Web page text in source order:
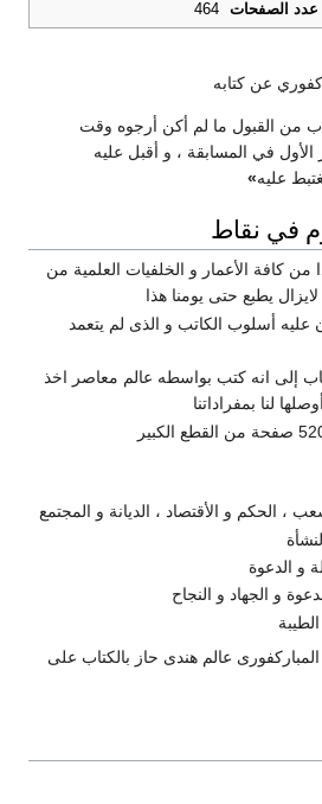
عدد الصفحات
464
عن كتابه
من القبول ما لم أكن أرجوه وقت
الأول في المسابقة ، و أقبل عليه
عليه»
في نقاط
من كافة الأعمار و الخلفيات العلمية من
يطبع حتى يومنا هذا
عليه أسلوب الكاتب و الذى لم يتعمد
إلى انه كتب بواسطه عالم معاصر اخذ
لنا بمفراداتنا
، الحكم و الأقتصاد ، الديانة و المجتمع
و الدعوة
و الجهاد و النجاح
عالم هندى حاز بالكتاب على